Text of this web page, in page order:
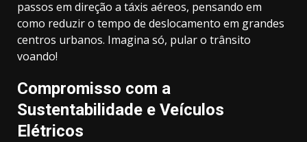
passos em direção a táxis aéreos, pensando em
como reduzir o tempo de deslocamento em grandes
centros urbanos. Imagina só, pular o trânsito
voando!
Compromisso com a
Sustentabilidade e Veículos
Elétricos